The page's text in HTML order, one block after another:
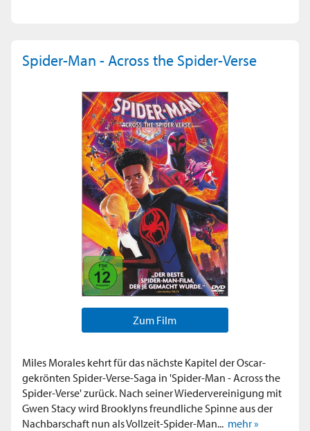
Spider-Man - Across the Spider-Verse
Zum Film
Miles Morales kehrt für das nächste Kapitel der Oscar-
gekrönten Spider-Verse-Saga in 'Spider-Man - Across the
Spider-Verse' zurück. Nach seiner Wiedervereinigung mit
Gwen Stacy wird Brooklyns freundliche Spinne aus der
Nachbarschaft nun als Vollzeit-Spider-Man... mehr »